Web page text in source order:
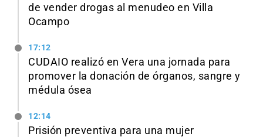
de vender drogas al menudeo en Villa
Ocampo
17:12
CUDAIO realizó en Vera una jornada para
promover la donación de órganos, sangre y
médula ósea
12:14
Prisión preventiva para una mujer